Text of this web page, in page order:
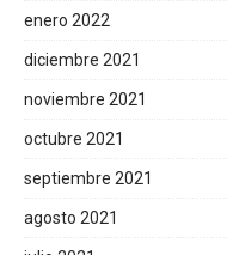
enero 2022
diciembre 2021
noviembre 2021
octubre 2021
septiembre 2021
agosto 2021